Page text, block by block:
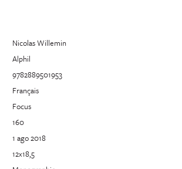
Nicolas Willemin
Alphil
9782889501953
Français
Focus
160
1 ago 2018
12x18,5